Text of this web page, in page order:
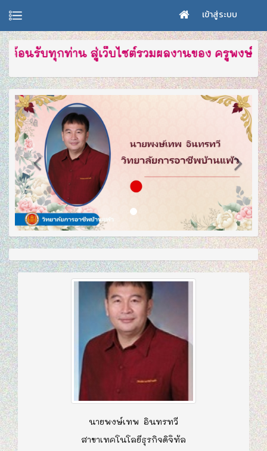
เข้าสู่ระบบ
นรับทุกท่าน สู่เว็บไซต์รวมผลงานของ ครูพงษ์เทพ
นายพงษ์เทพ อินทรทวี
สาขาเทคโนโลยีธุรกิจดิจิทัล